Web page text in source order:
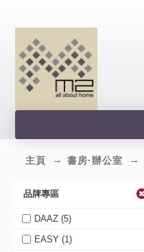
主頁 書房·辦公室
品牌專區
DAAZ (5)
EASY (1)